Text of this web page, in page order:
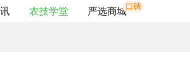
农技学堂 严选商城